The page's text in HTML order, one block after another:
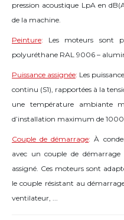
pression acoustique LpA en
de la machine.
Peinture: Les moteurs sont
polyuréthane RAL 9006 –
Puissance assignée: Les
continu (S1), rapportées à la
une température ambiante
d’installation maximum de
Couple de démarrage: À
avec un couple de
assigné. Ces moteurs sont
le couple résistant au
ventilateur, ...